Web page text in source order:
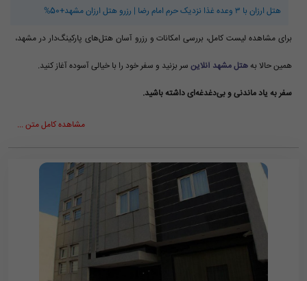
هتل ارزان با ۳ وعده غذا نزدیک حرم امام رضا | رزرو هتل ارزان مشهد+50%
برای مشاهده لیست کامل، بررسی امکانات و رزرو آسان هتل‌های پارکینگ‌دار در مشهد،
همین حالا به هتل مشهد آنلاین سر بزنید و سفر خود را با خیالی آسوده آغاز کنید.
سفر به یاد ماندنی و بی‌دغدغه‌ای داشته باشید.
مشاهده کامل متن ...